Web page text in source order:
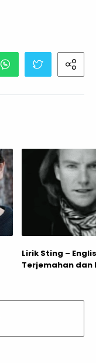
Lirik Sting –
Terjemahan dan